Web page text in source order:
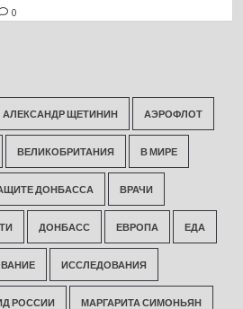
0
АЛЕКСАНДР ЩЕТИНИН АЭРОФЛОТ
ВЕЛИКОБРИТАНИЯ В МИРЕ
ДОНБАССА ВРАЧИ
ДОНБАСС ЕВРОПА ЕДА
ИССЛЕДОВАНИЯ
РОССИИ МАРГАРИТА СИМОНЬЯН